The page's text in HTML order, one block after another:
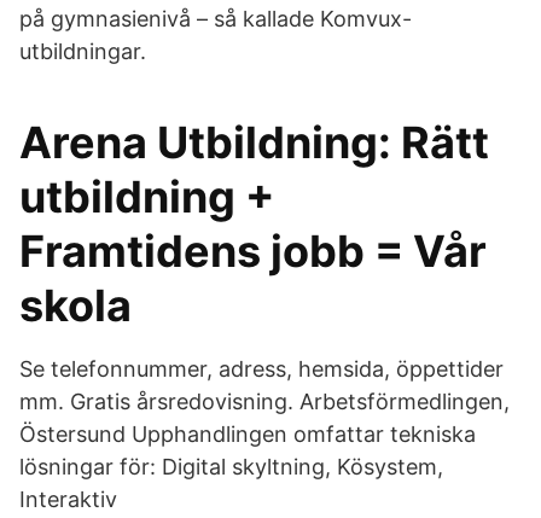
på gymnasienivå – så kallade Komvux-
utbildningar.
Arena Utbildning: Rätt
utbildning +
Framtidens jobb = Vår
skola
Se telefonnummer, adress, hemsida, öppettider
mm. Gratis årsredovisning. Arbetsförmedlingen,
Östersund Upphandlingen omfattar tekniska
lösningar för: Digital skyltning, Kösystem,
Interaktiv